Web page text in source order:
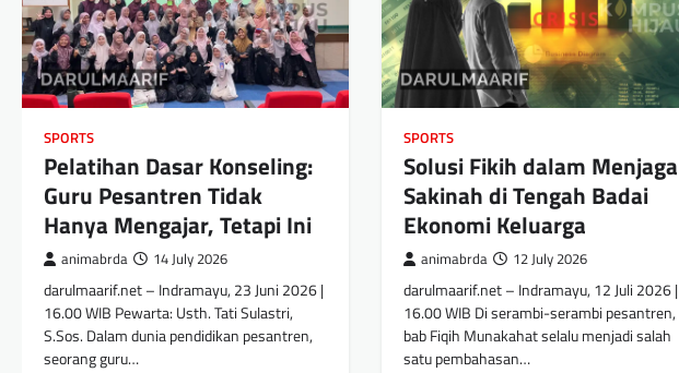
SPORTS
Pelatihan Dasar Konseling:
Guru Pesantren Tidak
Hanya Mengajar, Tetapi Ini
animabrda 14 July 2026
darulmaarif.net – Indramayu, 23 Juni 2026 |
16.00 WIB Pewarta: Usth. Tati Sulastri,
S.Sos. Dalam dunia pendidikan pesantren,
seorang guru…
SPORTS
Solusi Fikih dalam Menjaga
Sakinah di Tengah Badai
Ekonomi Keluarga
animabrda 12 July 2026
darulmaarif.net – Indramayu, 12 Juli 2026 |
16.00 WIB Di serambi-serambi pesantren,
bab Fiqih Munakahat selalu menjadi salah
satu pembahasan…